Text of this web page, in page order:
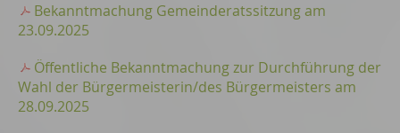
Bekanntmachung Gemeinderatssitzung am
23.09.2025
Öffentliche Bekanntmachung zur Durchführung der
Wahl der Bürgermeisterin/des Bürgermeisters am
28.09.2025